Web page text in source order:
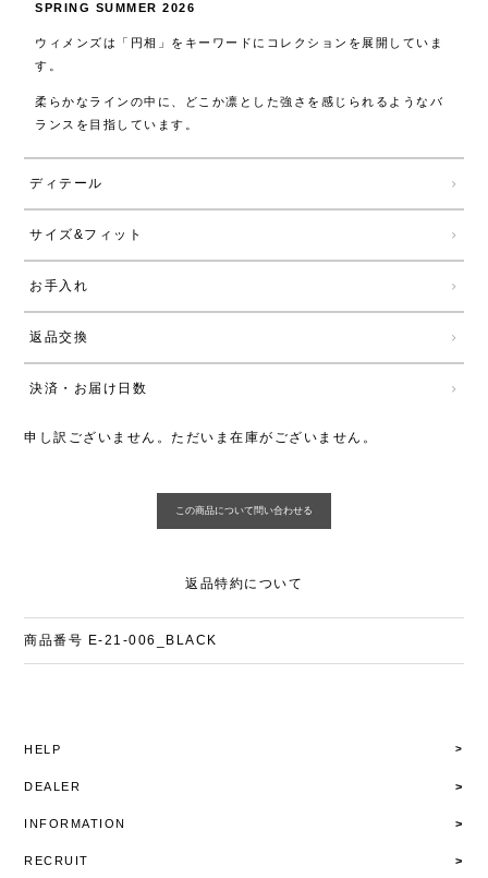
SPRING SUMMER 2026
ウィメンズは「円相」をキーワードにコレクションを展開していま
す。
柔らかなラインの中に、どこか凛とした強さを感じられるようなバ
ランスを目指しています。
ディテール
サイズ&フィット
お手入れ
返品交換
決済・お届け日数
申し訳ございません。ただいま在庫がございません。
返品特約について
商品番号 E-21-006_BLACK
HELP
DEALER
INFORMATION
RECRUIT